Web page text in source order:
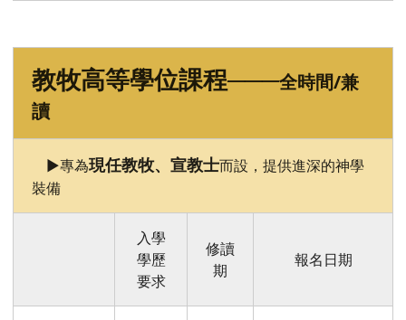
教牧高等學位課程───全時間/兼
讀
►專為現任教牧、宣教士而設，提供進深的神學
裝備
入學
學歷
要求
修讀
期
報名日期